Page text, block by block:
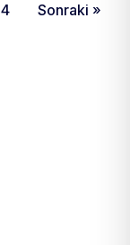
4
Sonraki »